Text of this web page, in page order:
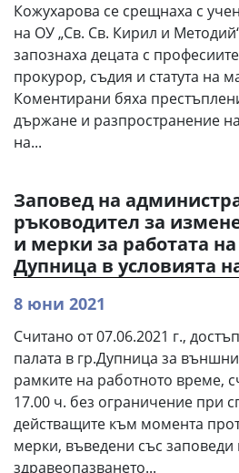
Кожухарова се срещнаха с
на ОУ „Св. Св. Кирил и
запознаха децата с
прокурор, съдия и статута на
Коментирани бяха
държане и разпространение
на...
Заповед на
ръководител за
и мерки за работата
Дупница в условията
8 юни 2021
Считано от 07.06.2021 г.,
палата в гр.Дупница за
рамките на работното време,
17.00 ч. без ограничение при
действащите към момента
мерки, въведени със
здравеопазването...